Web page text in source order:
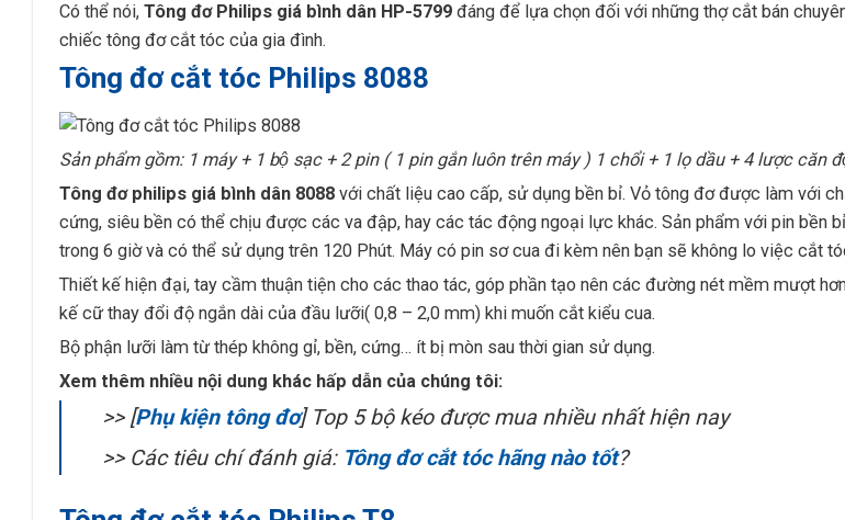
Có thể nói,Tông đơ Philips giá bình dân HP-5799 đáng để lựa chọn đối với những thợ cắt bán
chiếc tông đơ cắt tóc của gia đình.
Tông đơ cắt tóc Philips 8088
Sản phẩm gồm: 1 máy + 1 bộ sạc + 2 pin ( 1 pin gắn luôn trên máy ) 1 chổi + 1 lọ dầu + 4 lược căn
Tông đơ philips giá bình dân 8088 với chất liệu cao cấp, sử dụng bền bỉ. Vỏ tông đơ được làm với
cứng, siêu bền có thể chịu được các va đập, hay các tác động ngoại lực khác. Sản phẩm với pin bền
trong 6 giờ và có thể sử dụng trên 120 Phút. Máy có pin sơ cua đi kèm nên bạn sẽ không lo việc cắt
Thiết kế hiện đại, tay cầm thuận tiện cho các thao tác, góp phần tạo nên các đường nét mềm mượt
kế cữ thay đổi độ ngắn dài của đầu lưỡi( 0,8 – 2,0 mm) khi muốn cắt kiểu cua.
Bộ phận lưỡi làm từ thép không gỉ, bền, cứng… ít bị mòn sau thời gian sử dụng.
Xem thêm nhiều nội dung khác hấp dẫn của chúng tôi:
>> [Phụ kiện tông đơ] Top 5 bộ kéo được mua nhiều nhất hiện nay
>> Các tiêu chí đánh giá: Tông đơ cắt tóc hãng nào tốt?